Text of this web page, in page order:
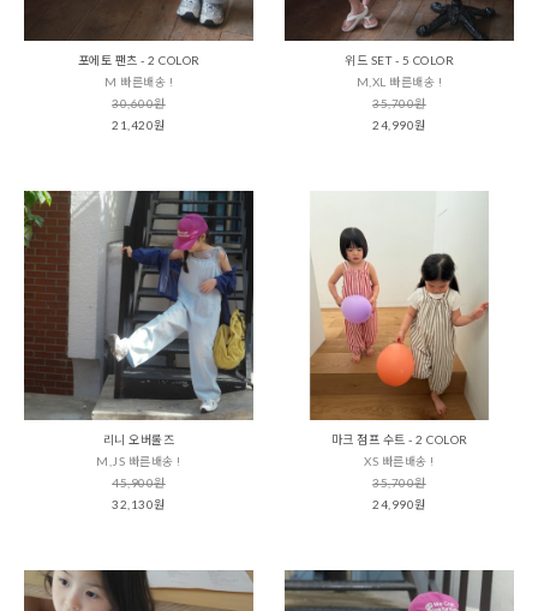
포에토 팬츠 - 2 COLOR
M 빠른배송 !
30,600원
21,420원
위드 SET - 5 COLOR
M,XL 빠른배송 !
35,700원
24,990원
리니 오버롤즈
M,JS 빠른배송 !
45,900원
32,130원
마크 점프 수트 - 2 COLOR
XS 빠른배송 !
35,700원
24,990원